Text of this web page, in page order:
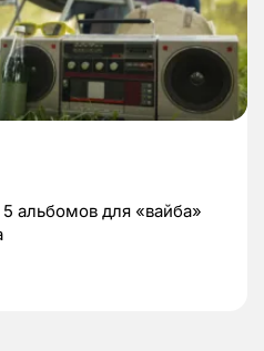
альбомов для «вайба»